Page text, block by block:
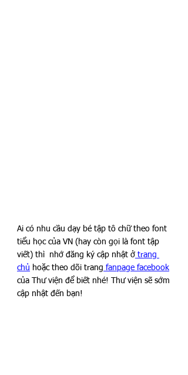
Ai có nhu cầu dạy bé tập tô chữ theo font
tiểu học của VN (hay còn gọi là font tập
viết) thì  nhớ đăng ký cập nhật ở trang
chủ hoặc theo dõi trang fanpage facebook
của Thư viện để biết nhé! Thư viện sẽ sớm
cập nhật đến bạn!